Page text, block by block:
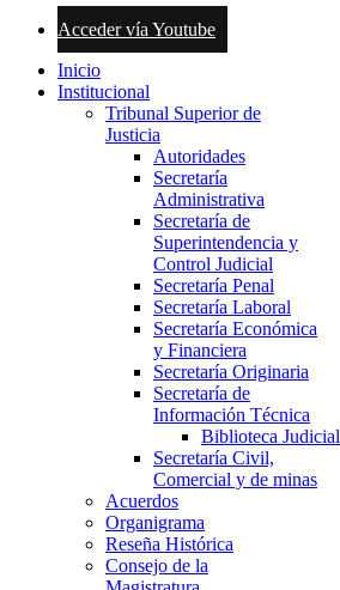
Acceder vía Youtube
Inicio
Institucional
Tribunal Superior de
Justicia
Autoridades
Secretaría
Administrativa
Secretaría de
Superintendencia y
Control Judicial
Secretaría Penal
Secretaría Laboral
Secretaría Económica
y Financiera
Secretaría Originaria
Secretaría de
Información Técnica
Biblioteca Judicial
Secretaría Civil,
Comercial y de minas
Acuerdos
Organigrama
Reseña Histórica
Consejo de la